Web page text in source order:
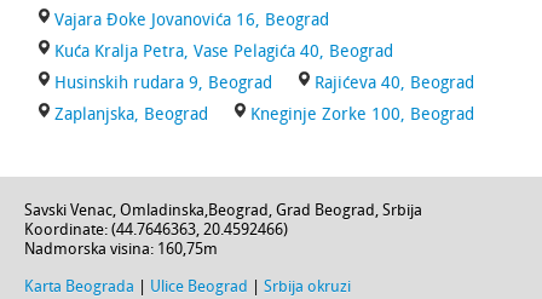
Vajara Đoke Jovanovića 16, Beograd
Kuća Kralja Petra, Vase Pelagića 40, Beograd
Husinskih rudara 9, Beograd
Rajićeva 40, Beograd
Zaplanjska, Beograd
Kneginje Zorke 100, Beograd
Savski Venac, Omladinska,Beograd, Grad Beograd, Srbija
Koordinate: (44.7646363, 20.4592466)
Nadmorska visina: 160,75m
Karta Beograda Ulice Beograd Srbija okruzi